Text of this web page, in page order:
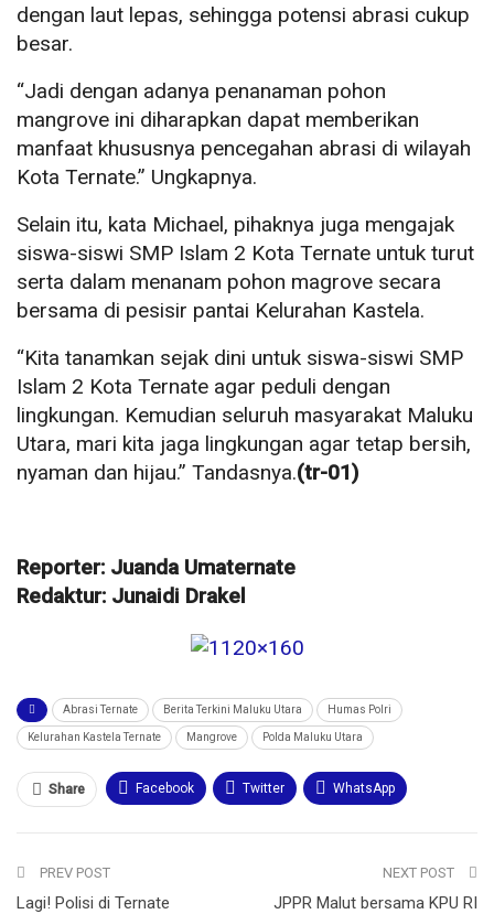
dengan laut lepas, sehingga potensi abrasi cukup
besar.
“Jadi dengan adanya penanaman pohon
mangrove ini diharapkan dapat memberikan
manfaat khususnya pencegahan abrasi di wilayah
Kota Ternate.” Ungkapnya.
Selain itu, kata Michael, pihaknya juga mengajak
siswa-siswi SMP Islam 2 Kota Ternate untuk turut
serta dalam menanam pohon magrove secara
bersama di pesisir pantai Kelurahan Kastela.
“Kita tanamkan sejak dini untuk siswa-siswi SMP
Islam 2 Kota Ternate agar peduli dengan
lingkungan. Kemudian seluruh masyarakat Maluku
Utara, mari kita jaga lingkungan agar tetap bersih,
nyaman dan hijau.” Tandasnya.(tr-01)
Reporter: Juanda Umaternate
Redaktur: Junaidi Drakel
Abrasi Ternate Berita Terkini Maluku Utara Humas Polri
Kelurahan Kastela Ternate Mangrove Polda Maluku Utara
Share Facebook Twitter WhatsApp
PREV POST
Lagi! Polisi di Ternate
NEXT POST
JPPR Malut bersama KPU RI